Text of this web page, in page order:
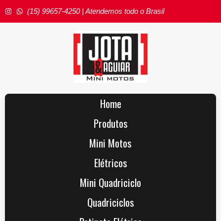
(15) 99657-4250 | Atendemos todo o Brasil
Home
Produtos
Mini Motos
Elétricos
Mini Quadriciclo
Quadriciclos